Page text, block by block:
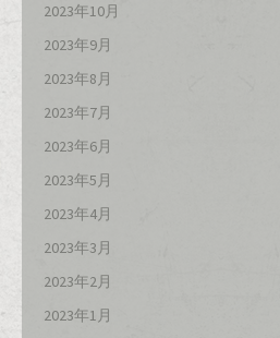
2023年10月
2023年9月
2023年8月
2023年7月
2023年6月
2023年5月
2023年4月
2023年3月
2023年2月
2023年1月